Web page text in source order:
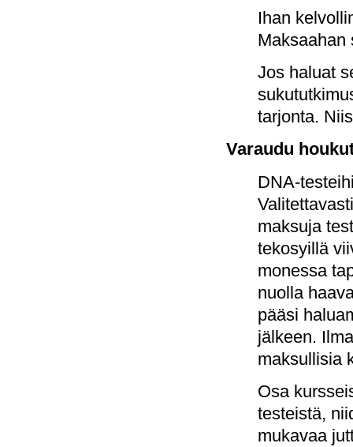
Ihan
Maksaahan
Jos haluat
tarjonta.
Varaudu
DNA-
maksuja
tekosyillä
monessa
nuolla
pääsi
jälkeen.
maksullisia
Osa
testeistä,
mukavaa